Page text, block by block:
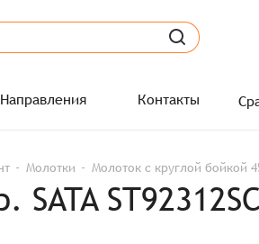
Направления Контакты
Молотки Молоток с круглой бойкой
ST92312SC